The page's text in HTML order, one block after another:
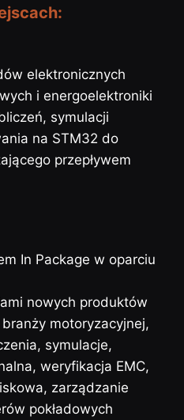
elektronicznych
i energoelektroniki
symulacji
na STM32 do
przepływem
In Package w oparciu
nowych produktów
motoryzacyjnej,
symulacje,
weryfikacja EMC,
zarządzanie
pokładowych